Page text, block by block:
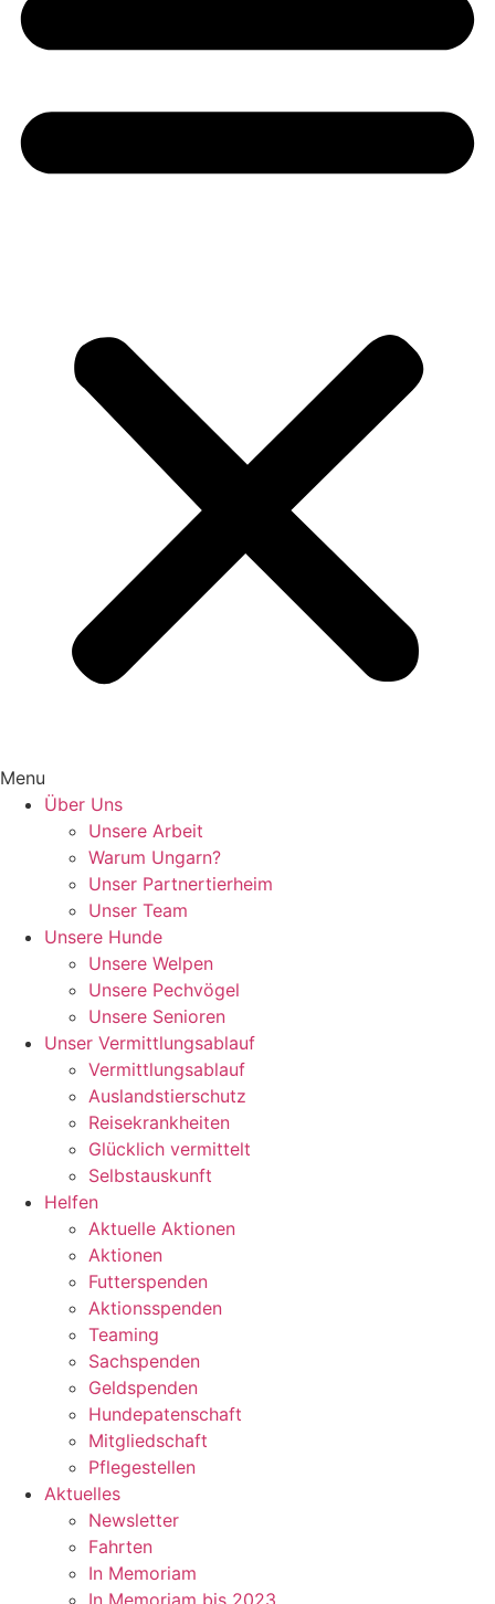
Menu
Über Uns
Unsere Arbeit
Warum Ungarn?
Unser Partnertierheim
Unser Team
Unsere Hunde
Unsere Welpen
Unsere Pechvögel
Unsere Senioren
Unser Vermittlungsablauf
Vermittlungsablauf
Auslandstierschutz
Reisekrankheiten
Glücklich vermittelt
Selbstauskunft
Helfen
Aktuelle Aktionen
Aktionen
Futterspenden
Aktionsspenden
Teaming
Sachspenden
Geldspenden
Hundepatenschaft
Mitgliedschaft
Pflegestellen
Aktuelles
Newsletter
Fahrten
In Memoriam